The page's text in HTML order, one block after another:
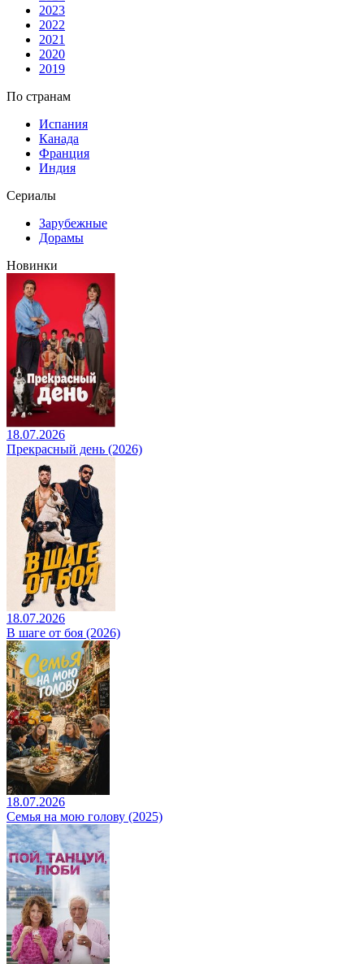
2023
2022
2021
2020
2019
По странам
Испания
Канада
Франция
Индия
Сериалы
Зарубежные
Дорамы
Новинки
18.07.2026
Прекрасный день (2026)
18.07.2026
В шаге от боя (2026)
18.07.2026
Семья на мою голову (2025)